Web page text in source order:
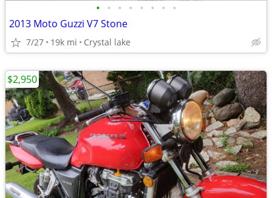
• • • • • • • •
2013 Moto Guzzi V7 Stone
7/27 19k mi Crystal lake
$2,950